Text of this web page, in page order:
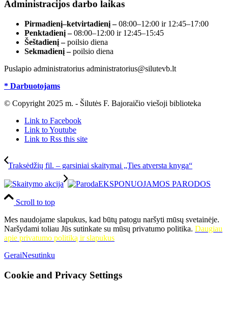
Administracijos darbo laikas
Pirmadienį–ketvirtadienį –08:00–12:00 ir 12:45–17:00
Penktadienį –08:00–12:00 ir 12:45–15:45
Šeštadienį –poilsio diena
Sekmadienį –poilsio diena
Puslapio administratorius administratorius@silutevb.lt
* Darbuotojams
© Copyright 2025 m. - Šilutės F. Bajoraičio viešoji biblioteka
Link to Facebook
Link to Youtube
Link to Rss this site
Traksėdžių fil. – garsiniai skaitymai „Ties atversta knyga“
EKSPONUOJAMOS PARODOS
Scroll to top
Mes naudojame slapukus, kad būtų patogu naršyti mūsų svetainėje.
Naršydami toliau Jūs sutinkate su mūsų privatumo politika. Daugiau
apie privatumo politiką ir slapukus
GeraiNesutinku
Cookie and Privacy Settings